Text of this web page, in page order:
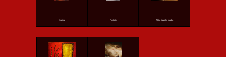
Krajina Portréty Akt a figurální malba